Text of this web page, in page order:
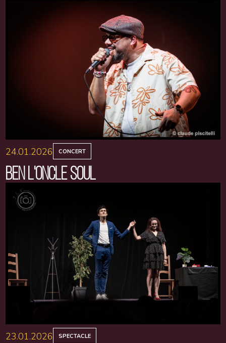
24.01.2026 CONCERT
BEN L'ONCLE SOUL
23.01.2026 SPECTACLE